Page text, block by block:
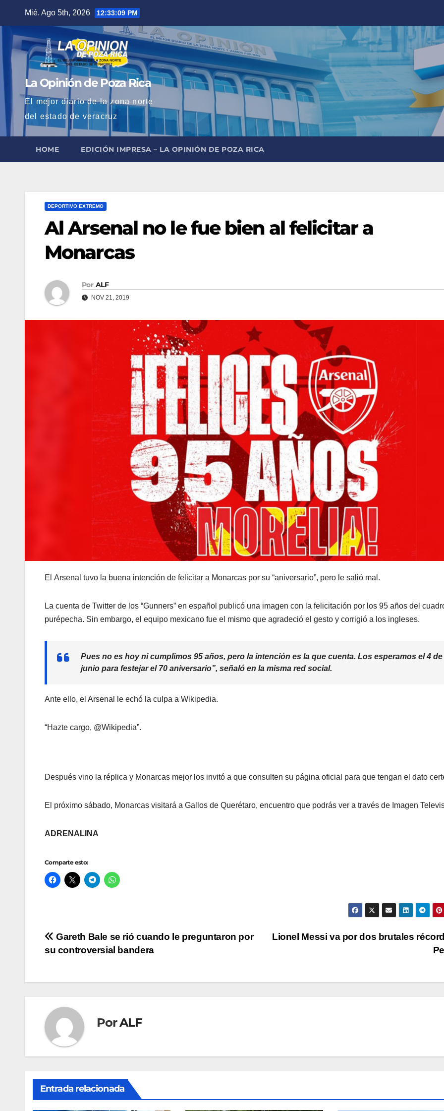
contenido
Mié. Ago 5th, 2026 12:33:10 PM
La Opinión de Poza Rica
El mejor diario de la zona norte
del estado de veracruz
HOME EDICIÓN IMPRESA – LA OPINIÓN DE POZA RICA
DEPORTIVO EXTREMO
Al Arsenal no le fue bien al felicitar a
Monarcas
Por ALF
NOV 21, 2019
El Arsenal tuvo la buena intención de felicitar a Monarcas por su “aniversario”, pero le salió mal.
La cuenta de Twitter de los “Gunners” en español publicó una imagen con la felicitación por los 95 años del
purépecha. Sin embargo, el equipo mexicano fue el mismo que agradeció el gesto y corrigió a los ingleses.
Pues no es hoy ni cumplimos 95 años, pero la intención es la que cuenta. Los esperamos el 4 de
junio para festejar el 70 aniversario”, señaló en la misma red social.
Ante ello, el Arsenal le echó la culpa a Wikipedia.
“Hazte cargo, @Wikipedia”.
Después vino la réplica y Monarcas mejor los invitó a que consulten su página oficial para que tengan el dato
El próximo sábado, Monarcas visitará a Gallos de Querétaro, encuentro que podrás ver a través de Imagen
ADRENALINA
Comparte esto:
Navegación
entradas
Lionel Messi va por dos brutales
Gareth Bale se rió cuando le preguntaron por
su controversial bandera
PorALF
Entrada relacionada